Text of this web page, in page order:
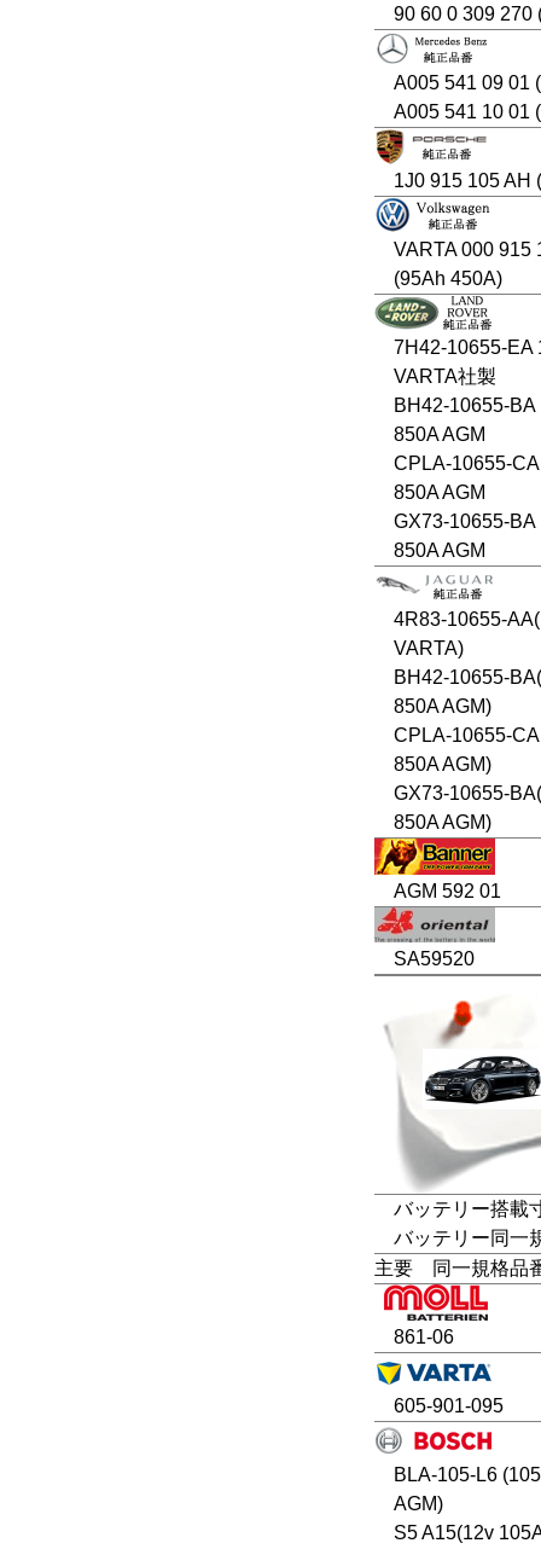
90 60 0 309 270
A005 541 09 01
A005 541 10 01
1J0 915 105 AH
VARTA 000 915
(95Ah 450A)
7H42-10655-EA
VARTA社製
BH42-10655-BA
850A AGM
CPLA-10655-
850A AGM
GX73-10655-BA
850A AGM
4R83-10655-
VARTA)
BH42-10655-
850A AGM)
CPLA-10655-
850A AGM)
GX73-10655-
850A AGM)
AGM 592 01
SA59520
バッテリー搭載
バッテリー同一
主要 同一規格品
861-06
605-901-095
BLA-105-L6
AGM)
S5 A15(12v